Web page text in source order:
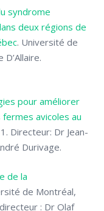
syndrome
deux régions de
. Université de
pour améliorer
avicoles au
Directeur: Dr Jean-
Durivage.
de la
de Montréal,
: Dr Olaf